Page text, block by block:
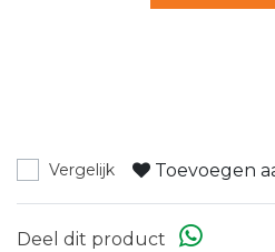
Vergelijk Toevoegen
Deel dit product